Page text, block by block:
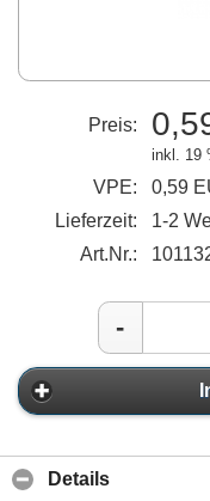
Preis:
inkl. 19
VPE:
0,59
Lieferzeit:
1-2
Art.Nr.:
-
Details